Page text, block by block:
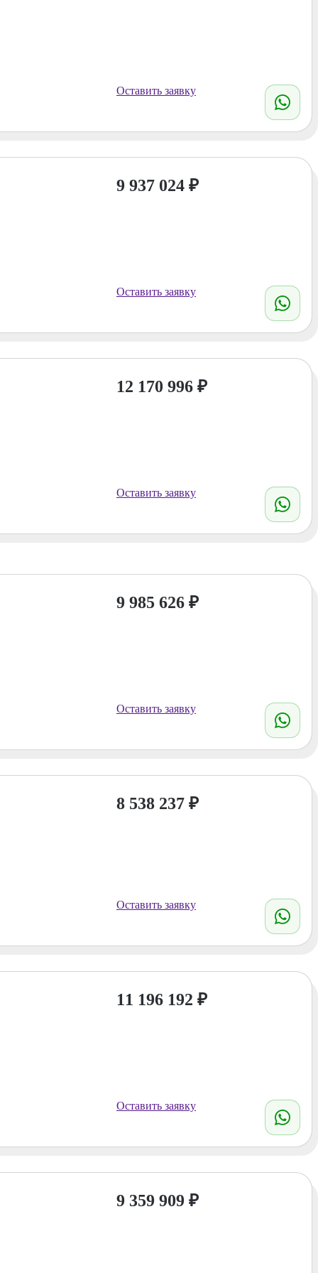
Оставить заявку
9 937 024 ₽
Оставить заявку
12 170 996 ₽
Оставить заявку
9 985 626 ₽
Оставить заявку
8 538 237 ₽
Оставить заявку
11 196 192 ₽
Оставить заявку
9 359 909 ₽